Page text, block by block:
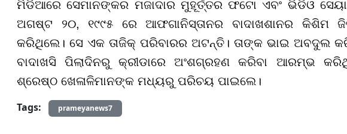
ମିଡିଆରେ ସେମାନଙ୍କର ମଜାଦାର ମୁହୂର୍ତ୍ତର ଫଟୋ ଏବଂ ଭିଡିଓ
ଅଗଷ୍ଟ ୨୦, ୧୯୯୫ ରେ ଆଫଗାନିସ୍ତାନର ବାଦାଖଶାନର କିଶିମ
କରିଥିଲେ। ସେ ଏକ ତାଜିକ୍ ପରିବାରର ଅଟନ୍ତି। ତାଙ୍କ ଭାଇ ଅବଦୁଲ
ବାଦାଖସି ପିଲାଦିନରୁ କ୍ରୀଡାରେ ଅଂଶଗ୍ରହଣ କରିବା ଆରମ୍ଭ
ଶ୍ରେଷ୍ଠ ଖେଳାଳିମାନଙ୍କ ମଧ୍ୟରୁ ପରିଚୟ ପାଇଲେ।
Tags:
prameyanews7